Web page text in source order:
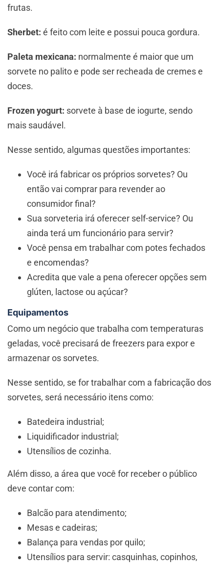
frutas.
Sherbet: é feito com leite e possui pouca gordura.
Paleta mexicana: normalmente é maior que um
sorvete no palito e pode ser recheada de cremes e
doces.
Frozen yogurt: sorvete à base de iogurte, sendo
mais saudável.
Nesse sentido, algumas questões importantes:
Você irá fabricar os próprios sorvetes? Ou
então vai comprar para revender ao
consumidor final?
Sua sorveteria irá oferecer self-service? Ou
ainda terá um funcionário para servir?
Você pensa em trabalhar com potes fechados
e encomendas?
Acredita que vale a pena oferecer opções sem
glúten, lactose ou açúcar?
Equipamentos
Como um negócio que trabalha com temperaturas
geladas, você precisará de freezers para expor e
armazenar os sorvetes.
Nesse sentido, se for trabalhar com a fabricação dos
sorvetes, será necessário itens como:
Batedeira industrial;
Liquidificador industrial;
Utensílios de cozinha.
Além disso, a área que você for receber o público
deve contar com:
Balcão para atendimento;
Mesas e cadeiras;
Balança para vendas por quilo;
Utensílios para servir: casquinhas, copinhos,